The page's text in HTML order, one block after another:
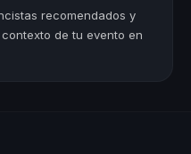
recomendados y
de tu evento en